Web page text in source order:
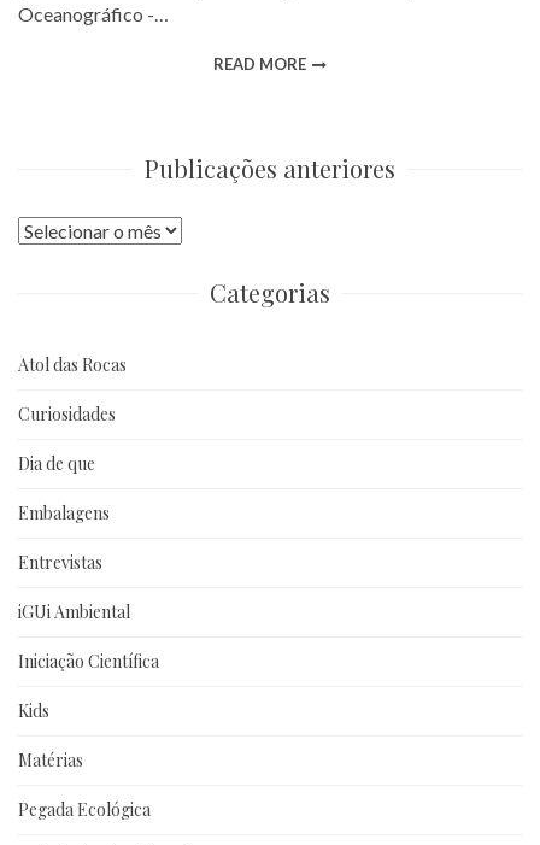
Oceanográfico -…
READ MORE
Publicações anteriores
Publicações
Categorias
Atol das Rocas
Curiosidades
Dia de que
Embalagens
Entrevistas
iGUi Ambiental
Iniciação Científica
Kids
Matérias
Pegada Ecológica